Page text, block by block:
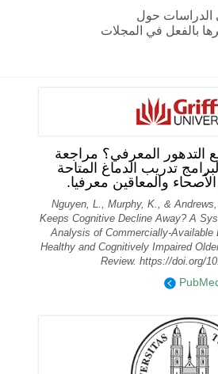
الدراسات حول
بالفعل في المجلات
التدهور المعرفي؟ مراجعة
تدريب الدماغ المتاحة
والمعاقين معرفيا.
Nguyen, L., Murphy, K., &
Keeps Cognitive Decline Away? A
Analysis of Commercially-Available
Healthy and Cognitively Impaired
Review. https://doi.org/